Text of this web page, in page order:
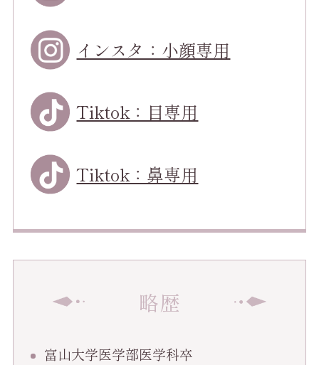
インスタ：小顔専用
Tiktok：目専用
Tiktok：鼻専用
略歴
富山大学医学部医学科卒